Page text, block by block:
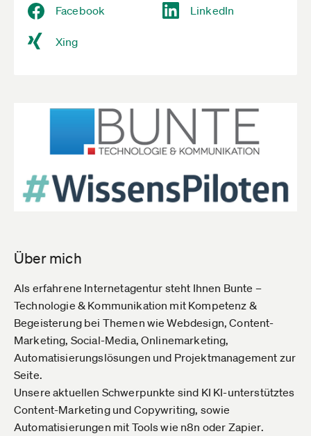
Facebook LinkedIn
Xing
Über mich
Als erfahrene Internetagentur steht Ihnen Bunte –
Technologie & Kommunikation mit Kompetenz &
Begeisterung bei Themen wie Webdesign, Content-
Marketing, Social-Media, Onlinemarketing,
Automatisierungslösungen und Projektmanagement zur
Seite.
Unsere aktuellen Schwerpunkte sind KI KI-unterstütztes
Content-Marketing und Copywriting, sowie
Automatisierungen mit Tools wie n8n oder Zapier.